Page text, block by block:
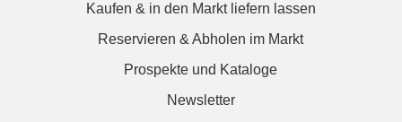
Kaufen & in den Markt liefern lassen
Reservieren & Abholen im Markt
Prospekte und Kataloge
Newsletter